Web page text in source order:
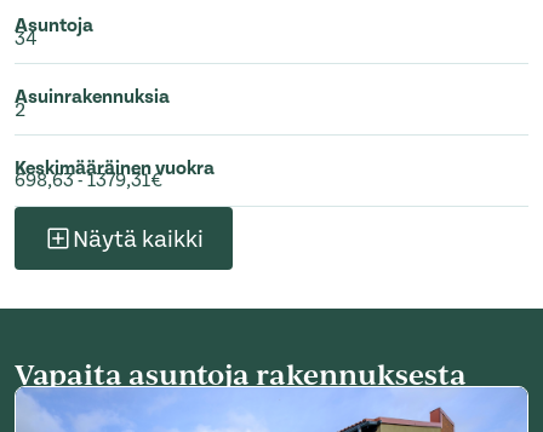
Asuntoja
34
Asuinrakennuksia
2
Keskimääräinen vuokra
698,63 - 1379,31€
Näytä kaikki
Vapaita asuntoja rakennuksesta